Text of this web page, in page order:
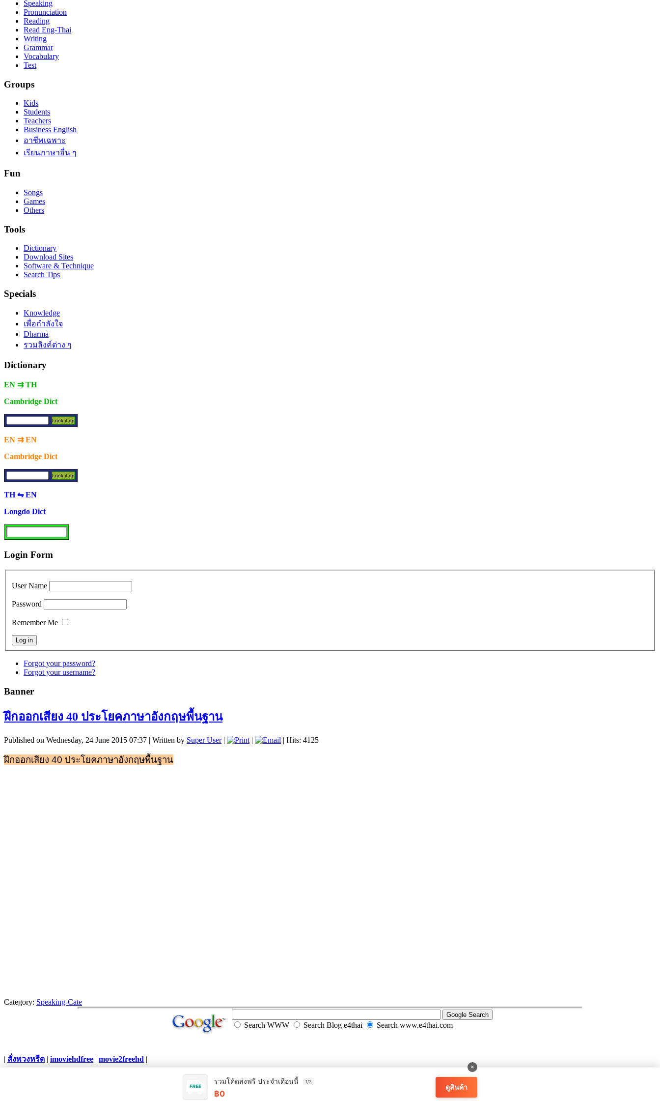
Speaking
Pronunciation
Reading
Read Eng-Thai
Writing
Grammar
Vocabulary
Test
Groups
Kids
Students
Teachers
Business English
อาชีพเฉพาะ
เรียนภาษาอื่น ๆ
Fun
Songs
Games
Others
Tools
Dictionary
Download Sites
Software & Technique
Search Tips
Specials
Knowledge
เพื่อกำลังใจ
Dharma
รวมลิงค์ต่าง ๆ
Dictionary
EN ⇉ TH
Cambridge Dict
EN ⇉ EN
Cambridge Dict
TH ⇋ EN
Longdo Dict
Login Form
User Name
Password
Remember Me
Forgot your password?
Forgot your username?
Banner
ฝึกออกเสียง 40 ประโยคภาษาอังกฤษพื้นฐาน
Published on Wednesday, 24 June 2015 07:37 | Written by Super User| | | Hits: 4125
ฝึกออกเสียง 40 ประโยคภาษาอังกฤษพื้นฐาน
Category: Speaking-Cate
Search WWW Search Blog e4thai Search www.e4thai.com
| สั่งพวงหรีด | imoviehdfree | movie2freehd |
×
รวมโค้ดส่งฟรี ประจำเดือนนี้ 1/3
฿0
ดูสินค้า